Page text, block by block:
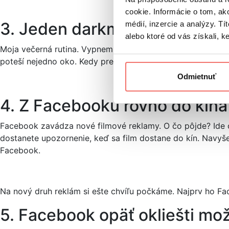
cookie. Informácie o tom,
médií, inzercie a analýzy.
alebo ktoré od vás získali,
Odmietnuť
3. Jeden darkmode prosím
Moja večerná rutina. Vypnem svetlo, zapnem Facebook
poteší nejedno oko. Kedy presne budeme mať Facebook
4. Z Facebooku rovno do kina
Facebook zavádza nové filmové reklamy. O čo pôjde?
dostanete upozornenie, keď sa film dostane do kín.
Facebook.
Na nový druh reklám si ešte chvíľu počkáme. Najprv ho
5. Facebook opäť okliešti